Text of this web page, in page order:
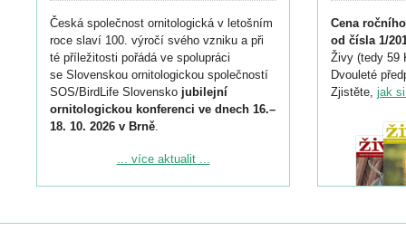
Česká společnost ornitologická v letošním
roce slaví 100. výročí svého vzniku a při
té příležitosti pořádá ve spolupráci
se Slovenskou ornitologickou společností
SOS/BirdLife Slovensko jubilejní
ornitologickou konferenci ve dnech 16.–
18. 10. 2026 v Brně.
Podrobnější informace ke konferenci
Registrovat se můžete do 6. září.
... více aktualit ...
Cena
od čísla 1/
Živy (tedy 59
Dvouleté
Zjistěte, jak